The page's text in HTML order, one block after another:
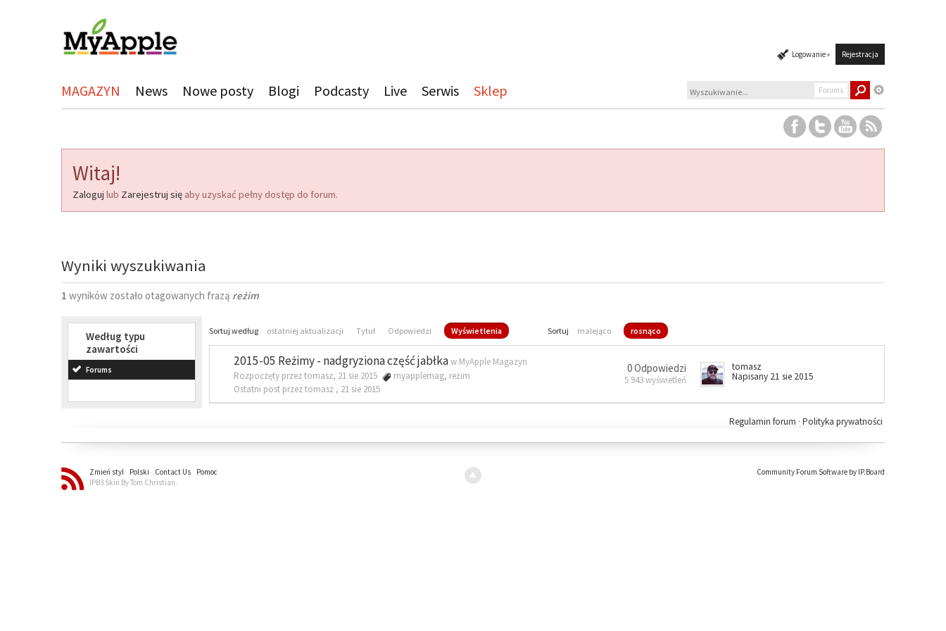
Logowanie » Rejestracja
MAGAZYN News Nowe posty Blogi Podcasty Live Serwis Sklep Forums
Witaj!
Zaloguj lub Zarejestruj się aby uzyskać pełny dostęp do forum.
Wyniki wyszukiwania
1 wyników zostało otagowanych frazą reżim
Według typu
zawartości
Forums
Sortuj według ostatniej aktualizacji Tytuł Odpowiedzi Wyświetlenia Sortuj malejąco rosnąco
2015-05 Reżimy - nadgryziona część jabłkaw MyApple Magazyn
Rozpoczęty przez tomasz, 21 sie 2015
myapplemag, reżim
Ostatni post przez tomasz , 21 sie 2015
0 Odpowiedzi
5 943 wyświetleń
tomasz
Napisany 21 sie 2015
Polityka prywatności
Regulamin forum ·
Zmień styl Polski Contact Us
Pomoc
IPB3 Skin By Tom Christian.
Community Forum Software by IP.Board